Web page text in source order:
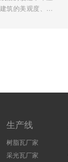
筑的美观度、耐
生产线
树脂瓦厂家
采光瓦厂家